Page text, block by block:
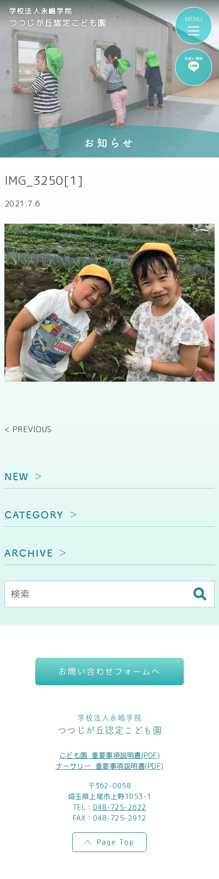
気軽に質問
学校法人永嶋学院
つつじが丘認定こども園
お知らせ
IMG_3250[1]
2021.7.6
< PREVIOUS
NEW
CATEGORY
ARCHIVE
お問い合わせフォームへ
学校法人永嶋学院
つつじが丘認定こども園
こども園_重要事項説明書(PDF)
ナーサリー_重要事項説明書(PDF)
〒362-0058
埼玉県上尾市上野1053-1
TEL： 048-725-2622
FAX：048-725-2912
Page Top